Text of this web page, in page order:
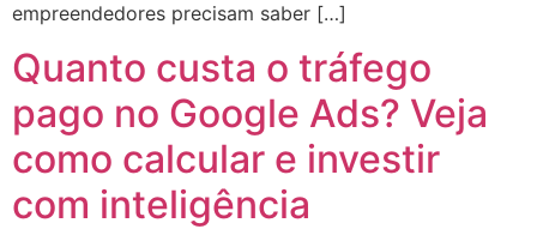
empreendedores precisam saber […]
Quanto custa o tráfego
pago no Google Ads? Veja
como calcular e investir
com inteligência